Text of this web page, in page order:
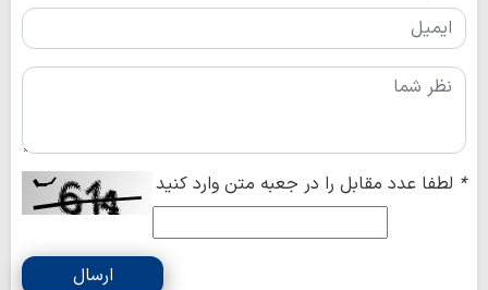
* لطفا عدد مقابل را در جعبه متن وارد کنید
ارسال